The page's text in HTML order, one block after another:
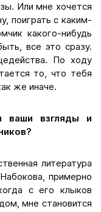
Или мне хочется
поиграть с каким-
какого-нибудь
все это сразу.
По ходу
то, что тебя
же иначе.
ваши взгляды и
литература
примерно
с его клыков
мне становится